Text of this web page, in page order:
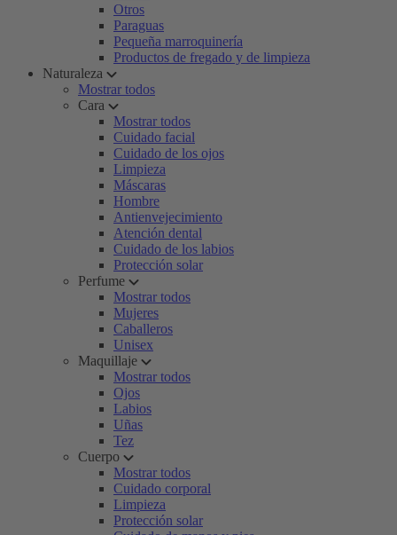
Otros
Paraguas
Pequeña marroquinería
Productos de fregado y de limpieza
Naturaleza
Mostrar todos
Cara
Mostrar todos
Cuidado facial
Cuidado de los ojos
Limpieza
Máscaras
Hombre
Antienvejecimiento
Atención dental
Cuidado de los labios
Protección solar
Perfume
Mostrar todos
Mujeres
Caballeros
Unisex
Maquillaje
Mostrar todos
Ojos
Labios
Uñas
Tez
Cuerpo
Mostrar todos
Cuidado corporal
Limpieza
Protección solar